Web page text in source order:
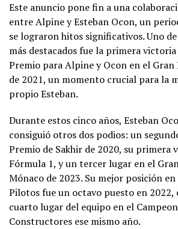
Este anuncio pone fin a una
entre Alpine y Esteban Ocon, un
se lograron hitos significativos. Uno
más destacados fue la primera
Premio para Alpine y Ocon en el
de 2021, un momento crucial para la
propio Esteban.
Durante estos cinco años, Esteban
consiguió otros dos podios: un
Premio de Sakhir de 2020, su primera
Fórmula 1, y un tercer lugar en el
Mónaco de 2023. Su mejor posición
Pilotos fue un octavo puesto en
cuarto lugar del equipo en el
Constructores ese mismo año.